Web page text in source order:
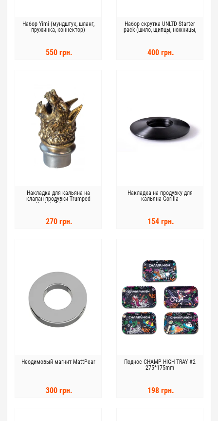
Набор Yimi (мундштук, шланг,
пружинка, коннектор)
550 грн.
Набор скрутка UNLTD Starter
pack (шило, щипцы, ножницы,
вилка)
400 грн.
Накладка для кальяна на
клапан продувки Trumped
Hookah Оборотень
270 грн.
Накладка на продувку для
кальяна Gorilla
154 грн.
Неодимовый магнит MattPear
300 грн.
Поднос CHAMP HIGH TRAY #2
275*175mm
198 грн.